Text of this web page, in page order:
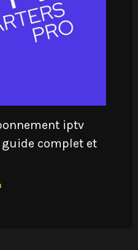
iptv
complet et